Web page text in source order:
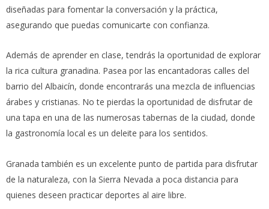
diseñadas para fomentar la conversación y la práctica,
asegurando que puedas comunicarte con confianza.
Además de aprender en clase, tendrás la oportunidad de explorar
la rica cultura granadina. Pasea por las encantadoras calles del
barrio del Albaicín, donde encontrarás una mezcla de influencias
árabes y cristianas. No te pierdas la oportunidad de disfrutar de
una tapa en una de las numerosas tabernas de la ciudad, donde
la gastronomía local es un deleite para los sentidos.
Granada también es un excelente punto de partida para disfrutar
de la naturaleza, con la Sierra Nevada a poca distancia para
quienes deseen practicar deportes al aire libre.